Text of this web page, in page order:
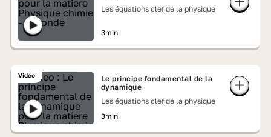
Les équations clef de la physique
3min
Vidéo
Le principe fondamental de la
dynamique
Les équations clef de la physique
3min